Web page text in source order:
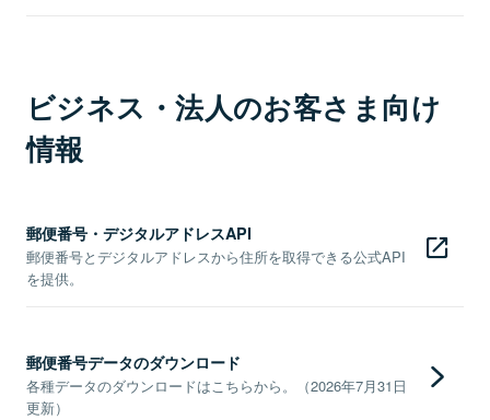
ビジネス・法人のお客さま向け
情報
郵便番号・デジタルアドレスAPI
郵便番号とデジタルアドレスから住所を取得できる公式API
を提供。
郵便番号データのダウンロード
各種データのダウンロードはこちらから。（2026年7月31日
更新）